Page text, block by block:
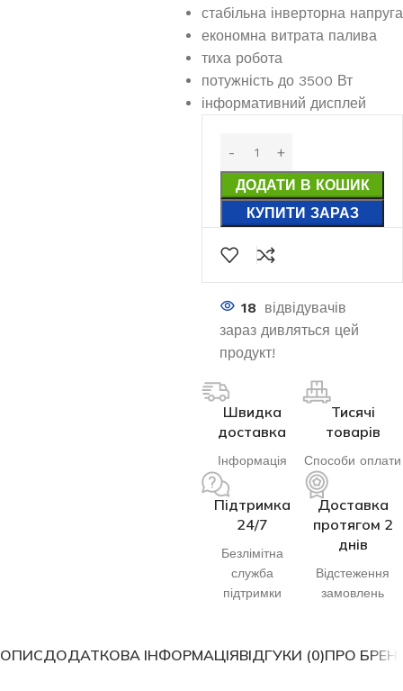
стабільна інверторна напруга
економна витрата палива
тиха робота
потужність до 3500 Вт
інформативний дисплей
ДОДАТИ В КОШИК
КУПИТИ ЗАРАЗ
18 відвідувачів
зараз дивляться цей
продукт!
Швидка
доставка
Інформація
Тисячі
товарів
Способи оплати
Підтримка
24/7
Безлімітна
служба
підтримки
Доставка
протягом 2
днів
Відстеження
замовлень
ОПИСДОДАТКОВА ІНФОРМАЦІЯВІДГУКИ (0)ПРО